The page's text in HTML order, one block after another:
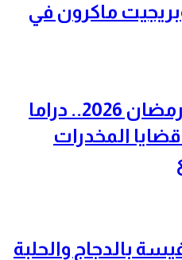
ماكرون في
وليدات رحمة في رمضان 2026.. دراما
المخدرات
بالدجاج والحلبة